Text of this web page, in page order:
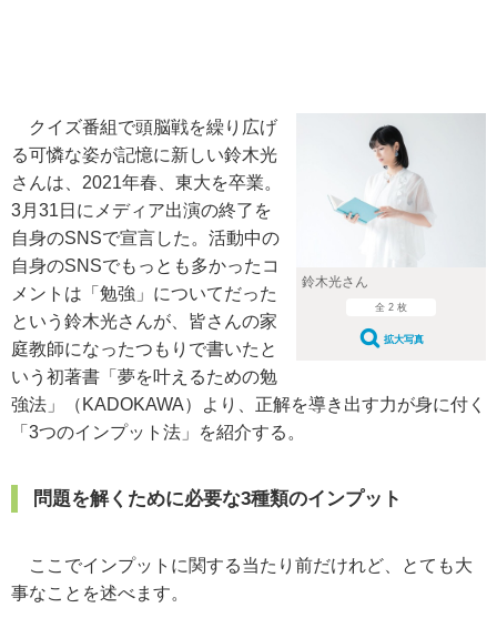
鈴木光さん
全 2 枚
拡大写真
クイズ番組で頭脳戦を繰り広げ
る可憐な姿が記憶に新しい鈴木光
さんは、2021年春、東大を卒業。
3月31日にメディア出演の終了を
自身のSNSで宣言した。活動中の
自身のSNSでもっとも多かったコ
メントは「勉強」についてだった
という鈴木光さんが、皆さんの家
庭教師になったつもりで書いたと
いう初著書「夢を叶えるための勉
強法」（KADOKAWA）より、正解を導き出す力が身に付く
「3つのインプット法」を紹介する。
問題を解くために必要な3種類のインプット
ここでインプットに関する当たり前だけれど、とても大
事なことを述べます。